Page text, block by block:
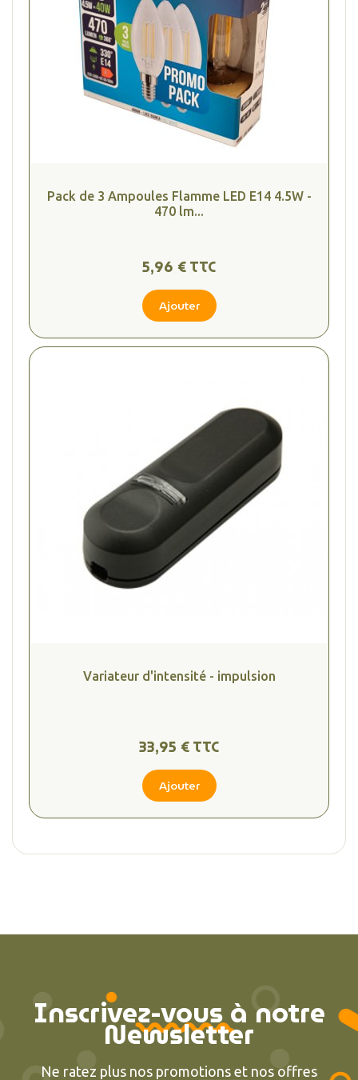
Pack de 3 Ampoules Flamme LED E14 4.5W -
470 lm...
5,96 € TTC
Ajouter
Variateur d'intensité - impulsion
33,95 € TTC
Ajouter
Inscrivez-vous à notre
Newsletter
Ne ratez plus nos promotions et nos offres